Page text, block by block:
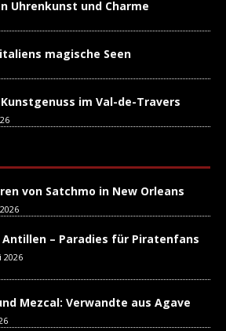
Uhrenkunst und Charme
magische Seen
im Val-de-Travers
von Satchmo in New Orleans
Antillen – Paradies für Piratenfans
2026
Mezcal: Verwandte aus Agave